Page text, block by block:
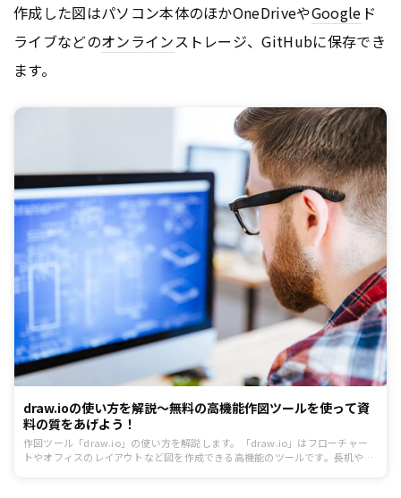
作成した図はパソコン本体のほかOneDriveやGoogle ド
ライブなどのオンラインストレージ、GitHubに保存でき
ます。
draw.ioの使い方を解説〜無料の高機能作図ツールを使って資
料の質をあげよう！
作図ツール「draw.io」の使い方を解説します。「draw.io」はフローチャー
トやオフィスのレイアウトなど図を作成できる高機能のツールです。長机や窓